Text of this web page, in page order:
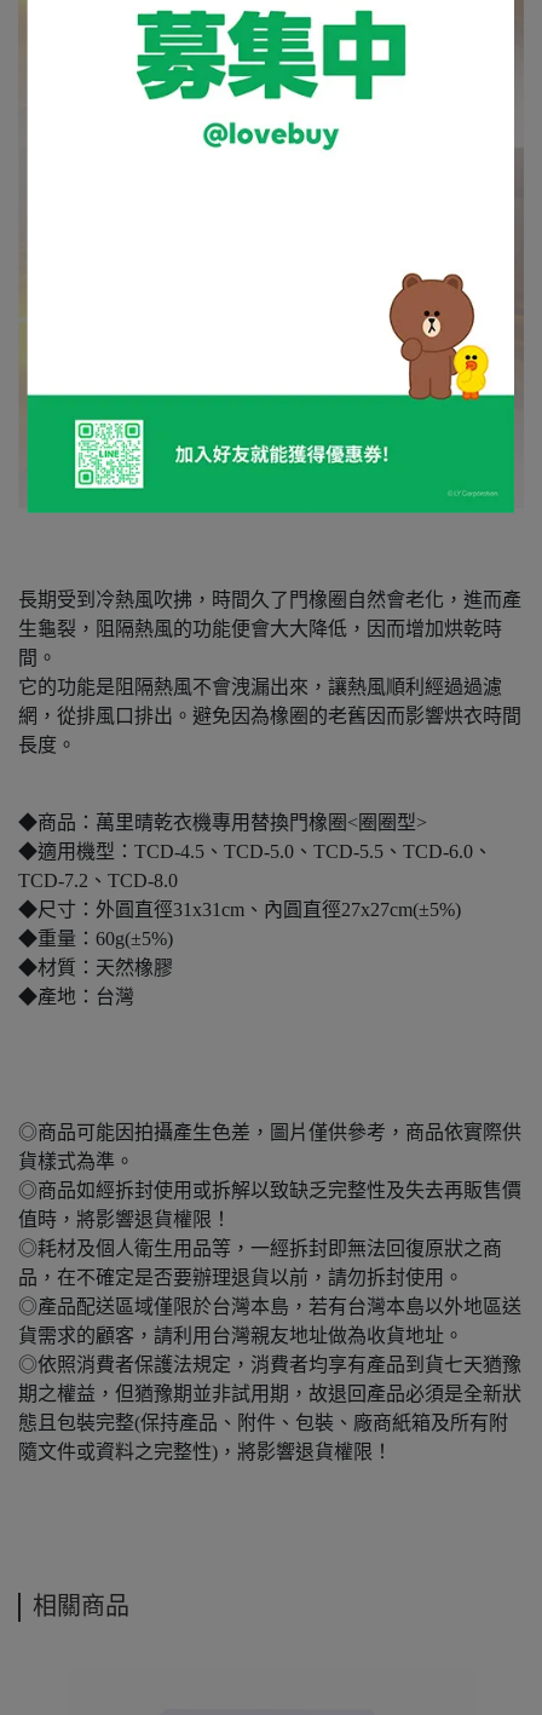
長期受到冷熱風吹拂，時間久了門橡圈自然會老化，進而產
生龜裂，阻隔熱風的功能便會大大降低，因而增加烘乾時
間。
它的功能是阻隔熱風不會洩漏出來，讓熱風順利經過過濾
網，從排風口排出。避免因為橡圈的老舊因而影響烘衣時間
長度。
◆商品：萬里晴乾衣機專用替換門橡圈<圈圈型>
◆適用機型：TCD-4.5、TCD-5.0、TCD-5.5、TCD-6.0、
TCD-7.2、TCD-8.0
◆尺寸：外圓直徑31x31cm、內圓直徑27x27cm(±5%)
◆重量：60g(±5%)
◆材質：天然橡膠
◆產地：台灣
◎商品可能因拍攝產生色差，圖片僅供參考，商品依實際供
貨樣式為準。
◎商品如經拆封使用或拆解以致缺乏完整性及失去再販售價
值時，將影響退貨權限！
◎耗材及個人衛生用品等，一經拆封即無法回復原狀之商
品，在不確定是否要辦理退貨以前，請勿拆封使用。
◎產品配送區域僅限於台灣本島，若有台灣本島以外地區送
貨需求的顧客，請利用台灣親友地址做為收貨地址。
◎依照消費者保護法規定，消費者均享有產品到貨七天猶豫
期之權益，但猶豫期並非試用期，故退回產品必須是全新狀
態且包裝完整(保持產品、附件、包裝、廠商紙箱及所有附
隨文件或資料之完整性)，將影響退貨權限！
相關商品